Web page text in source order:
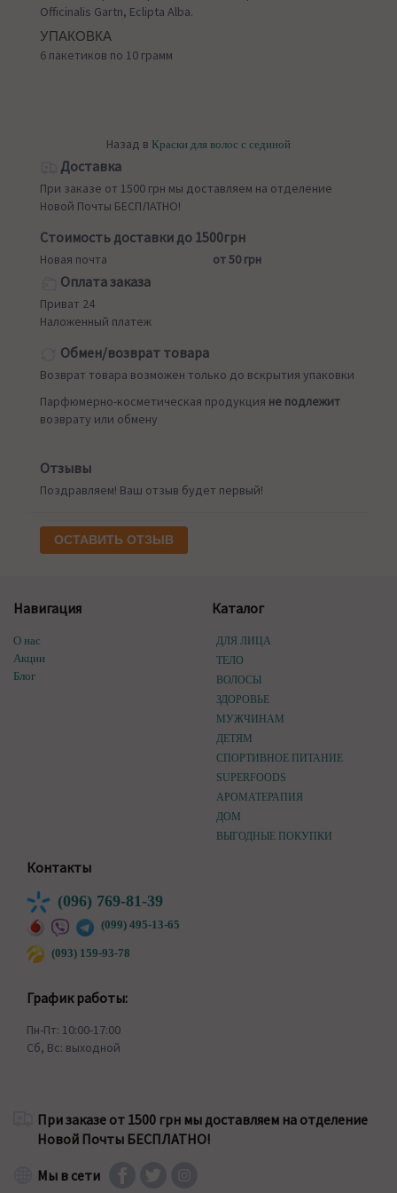
Officinalis Gartn, Eclipta Alba.
УПАКОВКА
6 пакетиков по 10 грамм
Назад в Краски для волос с сединой
Доставка
При заказе от 1500 грн мы доставляем на отделение
Новой Почты БЕСПЛАТНО!
Стоимость доставки до 1500грн
Новая почта от 50 грн
Оплата заказа
Приват 24
Наложенный платеж
Обмен/возврат товара
Возврат товара возможен только до вскрытия упаковки
Парфюмерно-косметическая продукция не подлежит
возврату или обмену
Отзывы
Поздравляем! Ваш отзыв будет первый!
ОСТАВИТЬ ОТЗЫВ
Навигация
О нас
Акции
Блог
Каталог
ДЛЯ ЛИЦА
ТЕЛО
ВОЛОСЫ
ЗДОРОВЬЕ
МУЖЧИНАМ
ДЕТЯМ
СПОРТИВНОЕ ПИТАНИЕ
SUPERFOODS
АРОМАТЕРАПИЯ
ДОМ
ВЫГОДНЫЕ ПОКУПКИ
Контакты
(096) 769-81-39
(099) 495-13-65
(093) 159-93-78
График работы:
Пн-Пт: 10:00-17:00
Сб, Вс: выходной
При заказе от 1500 грн мы доставляем на отделение
Новой Почты БЕСПЛАТНО!
Мы в сети